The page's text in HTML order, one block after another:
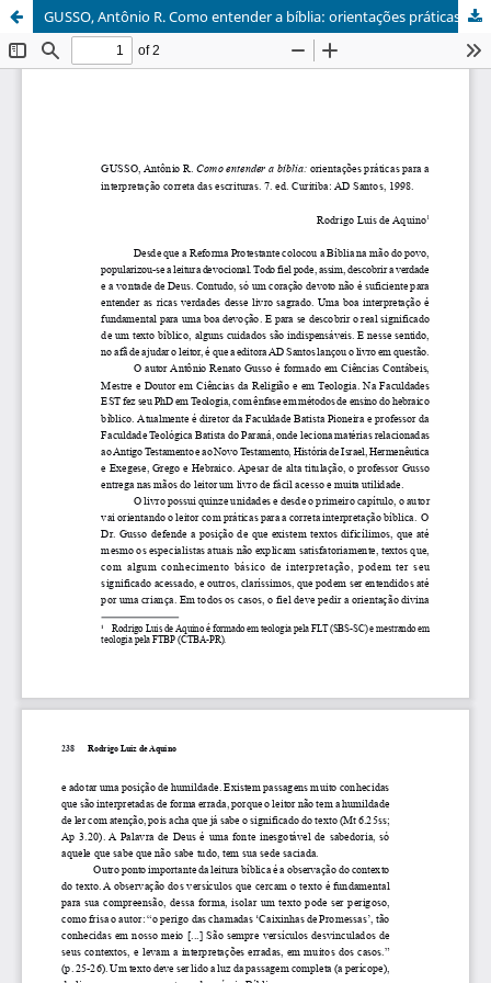
GUSSO, Antônio R. Como entender a bíblia: orientações práticas para a interpretação correta das escrituras. 7. ed. Curitiba: AD Santos, 1998.